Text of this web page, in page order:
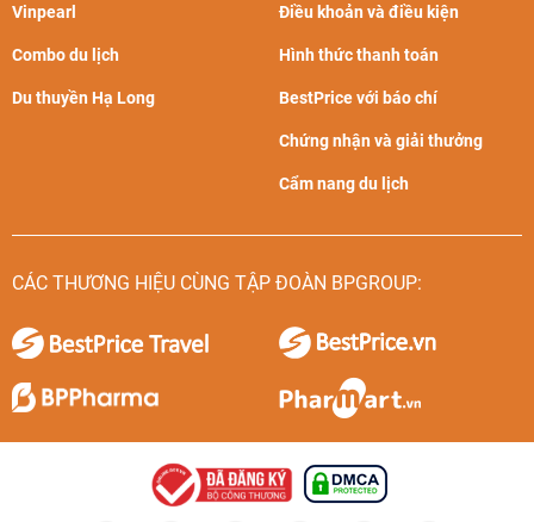
Vinpearl
Combo du lịch
Du thuyền Hạ Long
Điều khoản và điều kiện
Hình thức thanh toán
BestPrice với báo chí
Chứng nhận và giải thưởng
Cẩm nang du lịch
CÁC THƯƠNG HIỆU CÙNG TẬP ĐOÀN BPGROUP: